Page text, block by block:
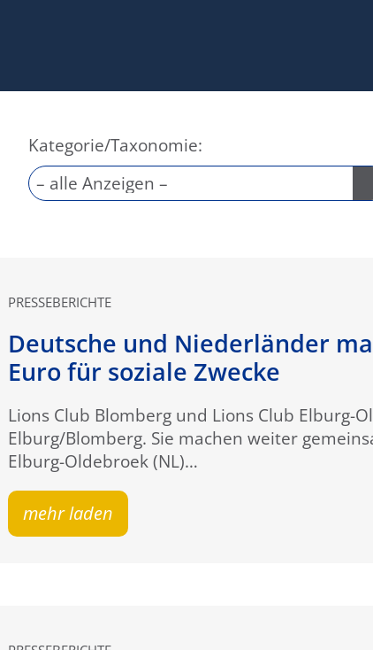
Kategorie/Taxonomie:
PRESSEBERICHTE
Deutsche und Niederländer
Euro für soziale Zwecke
Lions Club Blomberg und Lions Club Elburg-
Elburg/Blomberg. Sie machen weiter
Elburg-Oldebroek (NL)…
mehr laden